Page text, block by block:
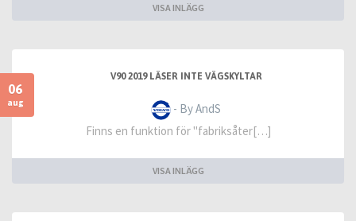
VISA INLÄGG
06
aug
V90 2019 LÄSER INTE VÄGSKYLTAR
- By AndS
Finns en funktion för "fabriksåter[…]
VISA INLÄGG